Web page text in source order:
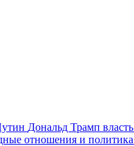
Дональд Трамп власть
отношения и политика